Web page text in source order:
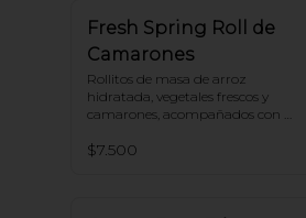
Fresh Spring Roll de
Camarones
Rollitos de masa de arroz
hidratada, vegetales frescos y
camarones, acompañados con
$7.500